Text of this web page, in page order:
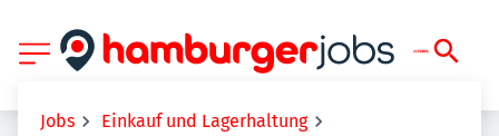
Jobs
Einkauf und Lagerhaltung